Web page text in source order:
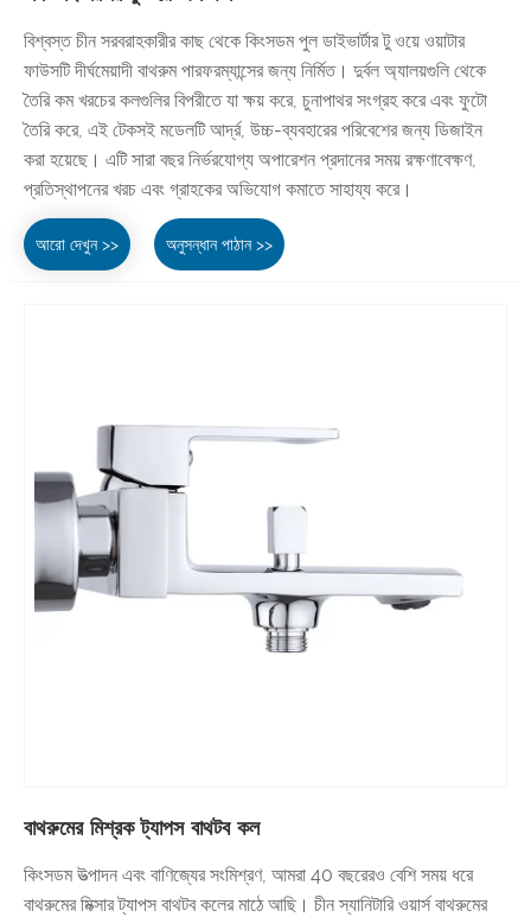
বিশ্বস্ত চীন সরবরাহকারীর কাছ থেকে কিংসডম পুল ডাইভার্টার টু ওয়ে ওয়াটার
ফাউসটি দীর্ঘমেয়াদী বাথরুম পারফরম্যান্সের জন্য নির্মিত। দুর্বল অ্যালয়গুলি থেকে
তৈরি কম খরচের কলগুলির বিপরীতে যা ক্ষয় করে, চুনাপাথর সংগ্রহ করে এবং ফুটো
তৈরি করে, এই টেকসই মডেলটি আর্দ্র, উচ্চ-ব্যবহারের পরিবেশের জন্য ডিজাইন
করা হয়েছে। এটি সারা বছর নির্ভরযোগ্য অপারেশন প্রদানের সময় রক্ষণাবেক্ষণ,
প্রতিস্থাপনের খরচ এবং গ্রাহকের অভিযোগ কমাতে সাহায্য করে।
আরো দেখুন >> অনুসন্ধান পাঠান >>
বাথরুমের মিশ্রক ট্যাপস বাথটব কল
কিংসডম উত্পাদন এবং বাণিজ্যের সংমিশ্রণ, আমরা 40 বছরেরও বেশি সময় ধরে
বাথরুমের মিক্সার ট্যাপস বাথটব কলের মাঠে আছি। চীন স্যানিটারি ওয়ার্স বাথরুমের